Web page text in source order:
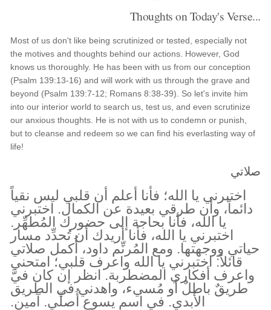
Thoughts on Today's Verse...
Most of us don't like being scrutinized or tested, especially not
the motives and thoughts behind our actions. However, God
knows us thoroughly. He has been with us from our conception
(Psalm 139:13-16) and will work with us through the grave and
beyond (Psalm 139:7-12; Romans 8:38-39). So let's invite him
into our interior world to search us, test us, and even scrutinize
our anxious thoughts. He is not with us to condemn or punish,
but to cleanse and redeem so we can find his everlasting way of
life!
صلاتي
اختبرني يا الله؛ فأنا أعلم أن قلبي ليس نقياً
دائماً، وأن طرقي بعيدة عن الكمال. اختبرني
يا الله، فأنا بحاجة إلى حضورك المُطهِّر.
اختبرني يا الله، فأنا أريدك أن تُحدِّد مسار
حياتي ووجهتها. ومع المُرنِّم داود، أُكمل صلاتي
قائلاً: اختبرني يا الله واعرف قلبي؛ امتحني
واعرف أفكاري المضطربة. انظر إن كان فيَّ
طريقٌ باطلٌ أو مُسيء، واهدني في الطريق
الأبدي. في اسم يسوع أُصلّي. آمين.